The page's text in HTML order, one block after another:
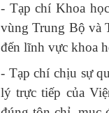
- Tạp chí Khoa
vùng Trung Bộ và
đến lĩnh vực khoa
- Tạp chí chịu sự
lý trực tiếp của